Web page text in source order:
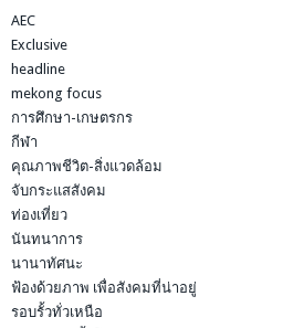
AEC
Exclusive
headline
mekong focus
การศึกษา-เกษตรกร
กีฬา
คุณภาพชีวิต-สิ่งแวดล้อม
จับกระแสสังคม
ท่องเที่ยว
นันทนาการ
นานาทัศนะ
ฟ้องด้วยภาพ เพื่อสังคมที่น่าอยู่
รอบรั้วทั่วเหนือ